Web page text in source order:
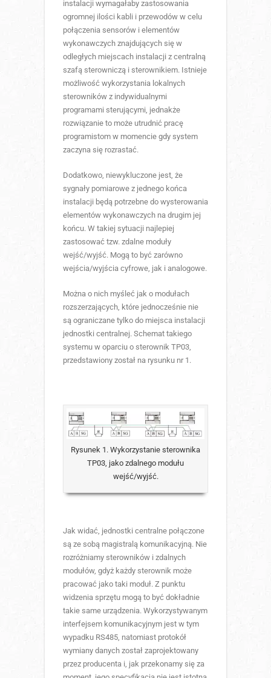
instalacji wymagałaby zastosowania
ogromnej ilości kabli i przewodów w celu
połączenia sensorów i elementów
wykonawczych znajdujących się w
odległych miejscach instalacji z centralną
szafą sterowniczą i sterownikiem. Istnieje
możliwość wykorzystania lokalnych
sterowników z indywidualnymi
programami sterującymi, jednakże
rozwiązanie to może utrudnić pracę
programistom w momencie gdy system
zaczyna się rozrastać.
Dodatkowo, niewykluczone jest, że
sygnały pomiarowe z jednego końca
instalacji będą potrzebne do wysterowania
elementów wykonawczych na drugim jej
końcu. W takiej sytuacji najlepiej
zastosować tzw. zdalne moduły
wejść/wyjść. Mogą to być zarówno
wejścia/wyjścia cyfrowe, jak i analogowe.
Można o nich myśleć jak o modułach
rozszerzających, które jednocześnie nie
są ograniczane tylko do miejsca instalacji
jednostki centralnej. Schemat takiego
systemu w oparciu o sterownik TP03,
przedstawiony został na rysunku nr 1.
Rysunek 1. Wykorzystanie sterownika
TP03, jako zdalnego modułu
wejść/wyjść.
Jak widać, jednostki centralne połączone
są ze sobą magistralą komunikacyjną. Nie
rozróżniamy sterowników i zdalnych
modułów, gdyż każdy sterownik może
pracować jako taki moduł. Z punktu
widzenia sprzętu mogą to być dokładnie
takie same urządzenia. Wykorzystywanym
interfejsem komunikacyjnym jest w tym
wypadku RS485, natomiast protokół
wymiany danych został zaprojektowany
przez producenta i, jak przekonamy się za